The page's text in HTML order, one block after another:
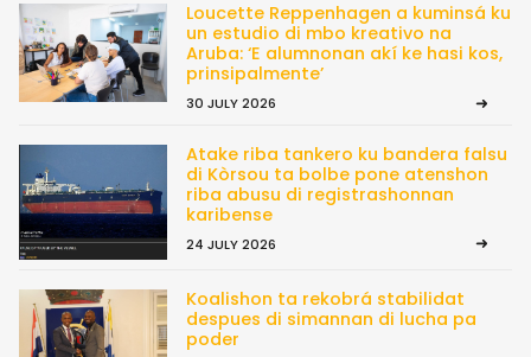
Loucette Reppenhagen a kuminsá ku
un estudio di mbo kreativo na
Aruba: ‘E alumnonan akí ke hasi kos,
prinsipalmente’
30 JULY 2026
Atake riba tankero ku bandera falsu
di Kòrsou ta bolbe pone atenshon
riba abusu di registrashonnan
karibense
24 JULY 2026
Koalishon ta rekobrá stabilidat
despues di simannan di lucha pa
poder